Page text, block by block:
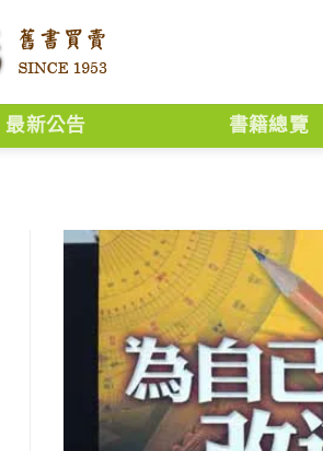
最新公告 書籍總覽